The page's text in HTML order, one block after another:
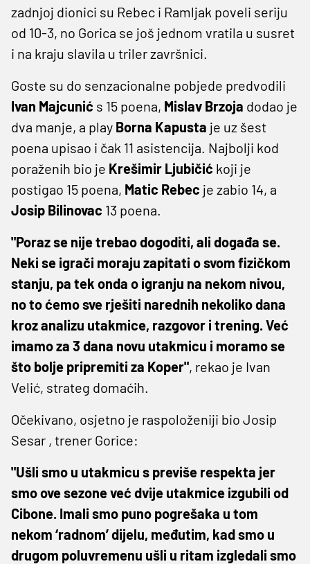
zadnjoj dionici su Rebec i Ramljak poveli seriju
od 10-3, no Gorica se još jednom vratila u susret
i na kraju slavila u triler završnici.
Goste su do senzacionalne pobjede predvodili
Ivan Majcunić s 15 poena, Mislav Brzoja dodao je
dva manje, a play Borna Kapusta je uz šest
poena upisao i čak 11 asistencija. Najbolji kod
poraženih bio je Krešimir Ljubičić koji je
postigao 15 poena, Matic Rebec je zabio 14, a
Josip Bilinovac 13 poena.
"Poraz se nije trebao dogoditi, ali događa se.
Neki se igrači moraju zapitati o svom fizičkom
stanju, pa tek onda o igranju na nekom nivou,
no to ćemo sve rješiti narednih nekoliko dana
kroz analizu utakmice, razgovor i trening. Već
imamo za 3 dana novu utakmicu i moramo se
što bolje pripremiti za Koper", rekao je Ivan
Velić, strateg domaćih.
Očekivano, osjetno je raspoloženiji bio Josip
Sesar , trener Gorice:
"Ušli smo u utakmicu s previše respekta jer
smo ove sezone već dvije utakmice izgubili od
Cibone. Imali smo puno pogrešaka u tom
nekom ‘radnom’ dijelu, međutim, kad smo u
drugom poluvremenu ušli u ritam izgledali smo